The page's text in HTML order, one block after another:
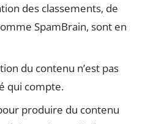
des classements, de
SpamBrain, sont en
du contenu n’est pas
qui compte.
produire du contenu